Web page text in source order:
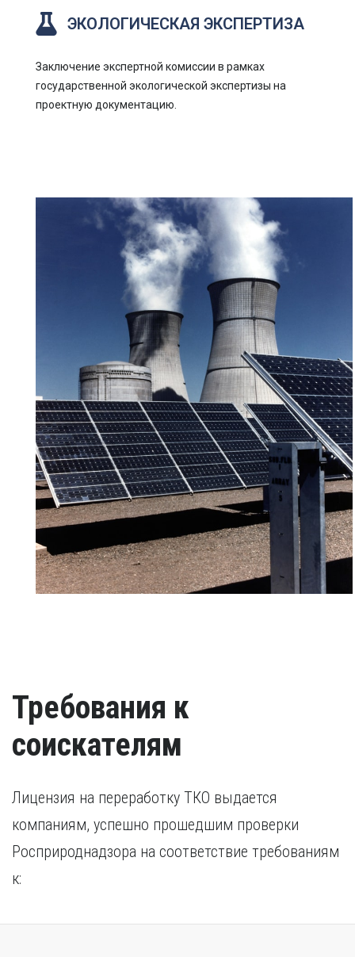
ЭКОЛОГИЧЕСКАЯ ЭКСПЕРТИЗА
Заключение экспертной комиссии в рамках
государственной экологической экспертизы на
проектную документацию.
Требования к
соискателям
Лицензия на переработку ТКО выдается
компаниям, успешно прошедшим проверки
Росприроднадзора на соответствие требованиям
к: